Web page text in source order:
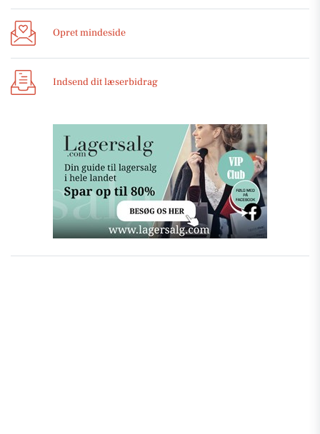
Opret mindeside
Indsend dit læserbidrag